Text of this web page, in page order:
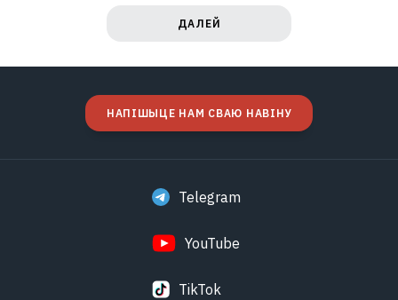
ДАЛЕЙ
НАПІШЫЦЕ НАМ СВАЮ НАВІНУ
Telegram
YouTube
TikTok